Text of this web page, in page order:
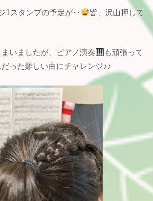
1スタンプの予定が‥
皆、沢山押して
いましたが、ピアノ演奏
も頑張って
った難しい曲にチャレンジ♪♪